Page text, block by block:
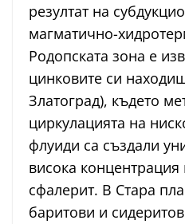
резултат на
магматично-
Родопската зона е
цинковите си
Златоград), където
циркулацията на
флуиди са създали
висока концентрация
сфалерит. В Стара
баритови и